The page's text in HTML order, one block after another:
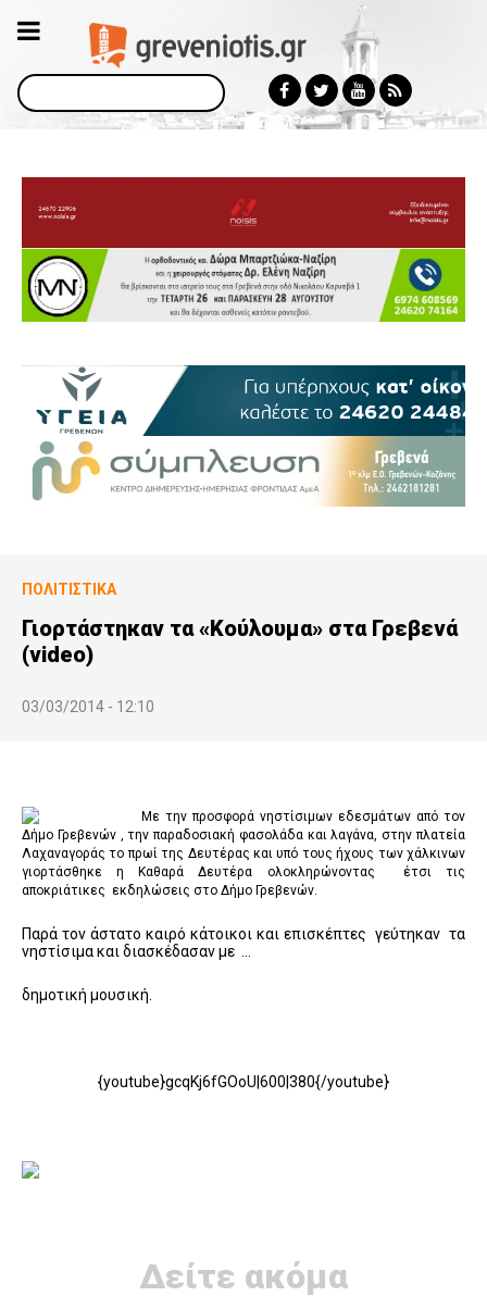
Αναζήτηση
ΠΟΛΙΤΙΣΤΙΚΆ
Γιορτάστηκαν τα «Κούλουμα» στα Γρεβενά
(video)
03/03/2014 - 12:10
Με την προσφορά νηστίσιμων εδεσμάτων από τον
Δήμο Γρεβενών , την παραδοσιακή φασολάδα και λαγάνα, στην πλατεία
Λαχαναγοράς το πρωί της Δευτέρας και υπό τους ήχους των χάλκινων
γιορτάσθηκε η Καθαρά Δευτέρα ολοκληρώνοντας έτσι τις
αποκριάτικες εκδηλώσεις στο Δήμο Γρεβενών.
Παρά τον άστατο καιρό κάτοικοι και επισκέπτες γεύτηκαν τα
νηστίσιμα και διασκέδασαν με …
δημοτική μουσική.
{youtube}gcqKj6fGOoU|600|380{/youtube}
Δείτε ακόμα